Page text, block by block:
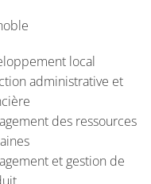
du Master.
local
administrative et
des ressources
et gestion de